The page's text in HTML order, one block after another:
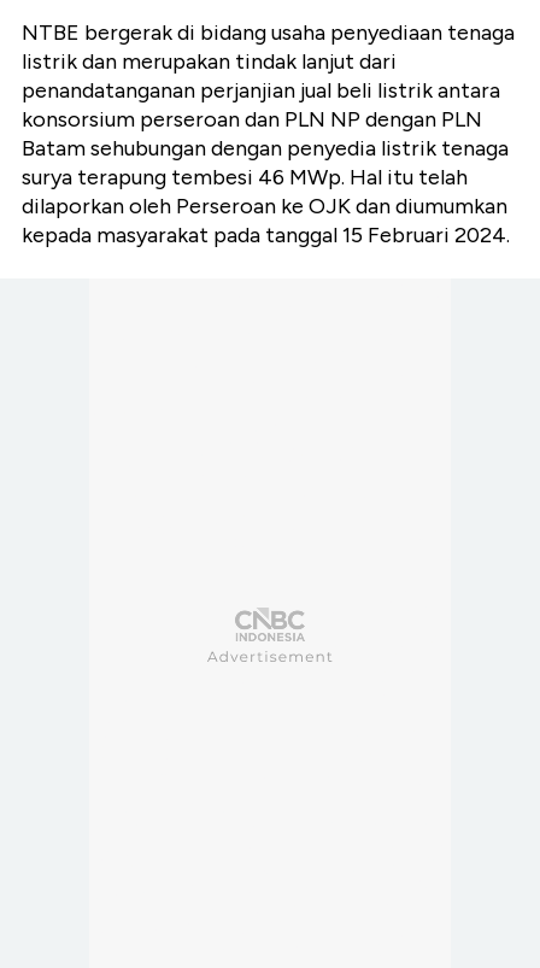
NTBE bergerak di bidang usaha penyediaan tenaga
listrik dan merupakan tindak lanjut dari
penandatanganan perjanjian jual beli listrik antara
konsorsium perseroan dan PLN NP dengan PLN
Batam sehubungan dengan penyedia listrik tenaga
surya terapung tembesi 46 MWp. Hal itu telah
dilaporkan oleh Perseroan ke OJK dan diumumkan
kepada masyarakat pada tanggal 15 Februari 2024.